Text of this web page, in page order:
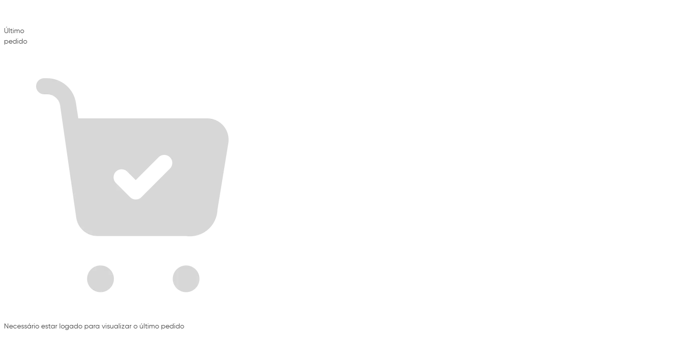
Último
pedido
Necessário estar logado para visualizar o último pedido